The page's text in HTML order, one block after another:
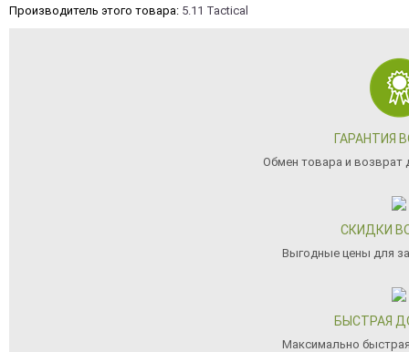
Производитель этого товара: 5.11 Tactical
ГАРАНТИЯ
Обмен товара и возврат
СКИДКИ
Выгодные цены для
БЫСТРАЯ
Максимально